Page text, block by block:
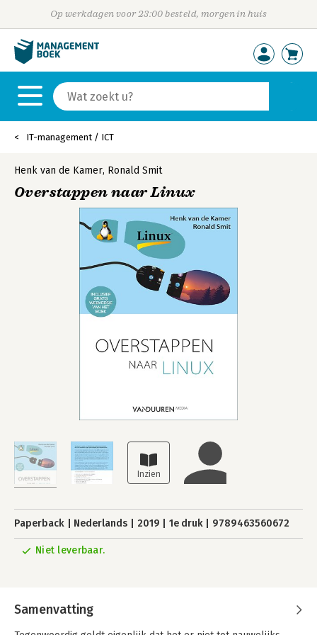
Op werkdagen voor 23:00 besteld, morgen in huis
IT-management / ICT
Henk van de Kamer, Ronald Smit
Overstappen naar Linux
Paperback Nederlands 2019 1e druk 9789463560672
Niet leverbaar.
Samenvatting